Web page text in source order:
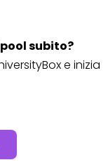
subito?
e inizia